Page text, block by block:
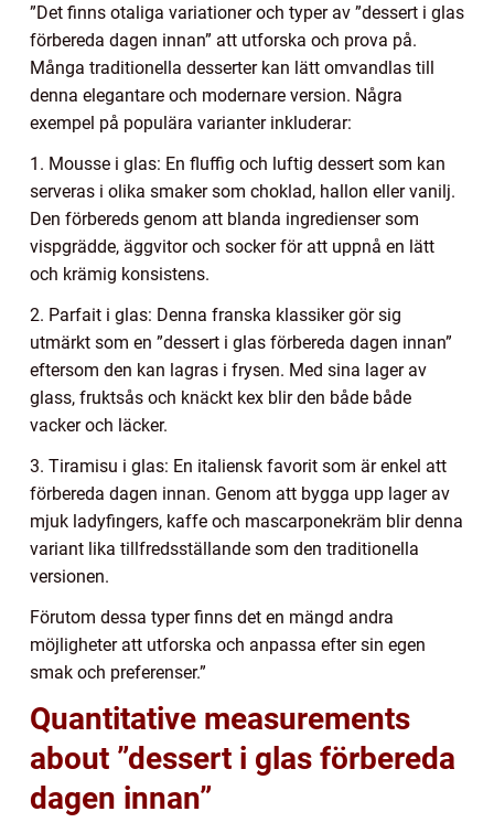
”Det finns otaliga variationer och typer av ”dessert i glas
förbereda dagen innan” att utforska och prova på.
Många traditionella desserter kan lätt omvandlas till
denna elegantare och modernare version. Några
exempel på populära varianter inkluderar:
1. Mousse i glas: En fluffig och luftig dessert som kan
serveras i olika smaker som choklad, hallon eller vanilj.
Den förbereds genom att blanda ingredienser som
vispgrädde, äggvitor och socker för att uppnå en lätt
och krämig konsistens.
2. Parfait i glas: Denna franska klassiker gör sig
utmärkt som en ”dessert i glas förbereda dagen innan”
eftersom den kan lagras i frysen. Med sina lager av
glass, fruktsås och knäckt kex blir den både både
vacker och läcker.
3. Tiramisu i glas: En italiensk favorit som är enkel att
förbereda dagen innan. Genom att bygga upp lager av
mjuk ladyfingers, kaffe och mascarponekräm blir denna
variant lika tillfredsställande som den traditionella
versionen.
Förutom dessa typer finns det en mängd andra
möjligheter att utforska och anpassa efter sin egen
smak och preferenser.”
Quantitative measurements
about ”dessert i glas förbereda
dagen innan”